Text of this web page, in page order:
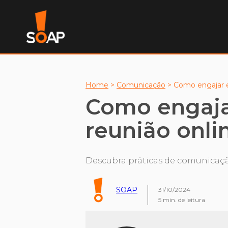
Home > Comunicação > Como engajar
Como
reunião
Descubra práticas de
SOAP
31/10/2024
5 min. de leitura